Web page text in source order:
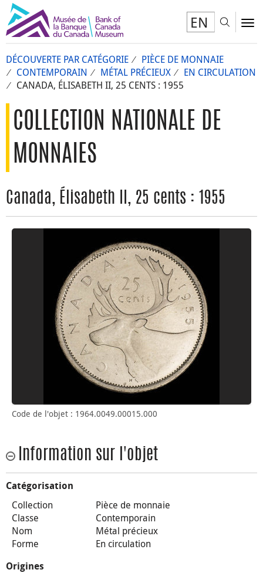
EN
DÉCOUVERTE PAR CATÉGORIE
PIÈCE DE MONNAIE
CONTEMPORAIN
MÉTAL PRÉCIEUX
EN CIRCULATION
CANADA, ÉLISABETH II, 25 CENTS : 1955
COLLECTION NATIONALE DE
MONNAIES
Canada, Élisabeth II, 25 cents : 1955
Code de l'objet : 1964.0049.00015.000
Information sur l'objet
Catégorisation
Collection
Pièce de monnaie
Classe
Contemporain
Nom
Métal précieux
Forme
En circulation
Origines